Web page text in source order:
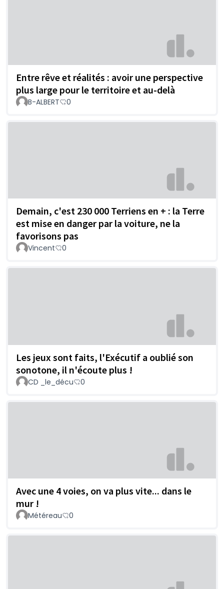
Entre rêve et réalités : avoir une perspective
plus large pour le territoire et au-delà
B-ALBERT 0
Demain, c'est 230 000 Terriens en + : la Terre
est mise en danger par la voiture, ne la
favorisons pas
Vincent 0
Les jeux sont faits, l'Exécutif a oublié son
sonotone, il n'écoute plus !
CD _le_décu 0
Avec une 4 voies, on va plus vite... dans le
mur !
Météreau 0